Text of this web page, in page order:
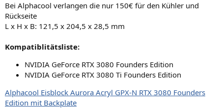
Bei Alphacool verlangen die nur 150€ für den Kühler und
Rückseite
L x H x B: 121,5 x 204,5 x 28,5 mm
Kompatiblitätsliste:
NVIDIA GeForce RTX 3080 Founders Edition
NVIDIA GeForce RTX 3080 Ti Founders Edition
Alphacool Eisblock Aurora Acryl GPX-N RTX 3080 Founders
Edition mit Backplate